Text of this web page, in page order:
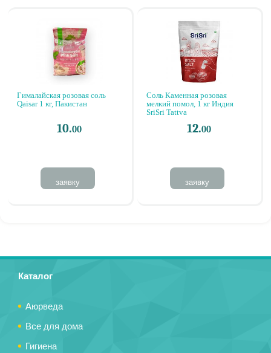
Гималайская розовая соль
Qaisar 1 кг, Пакистан
10.00
заявку
Соль Каменная розовая
мелкий помол, 1 кг Индия
SriSri Tattva
12.00
заявку
Каталог
Аюрведа
Все для дома
Гигиена